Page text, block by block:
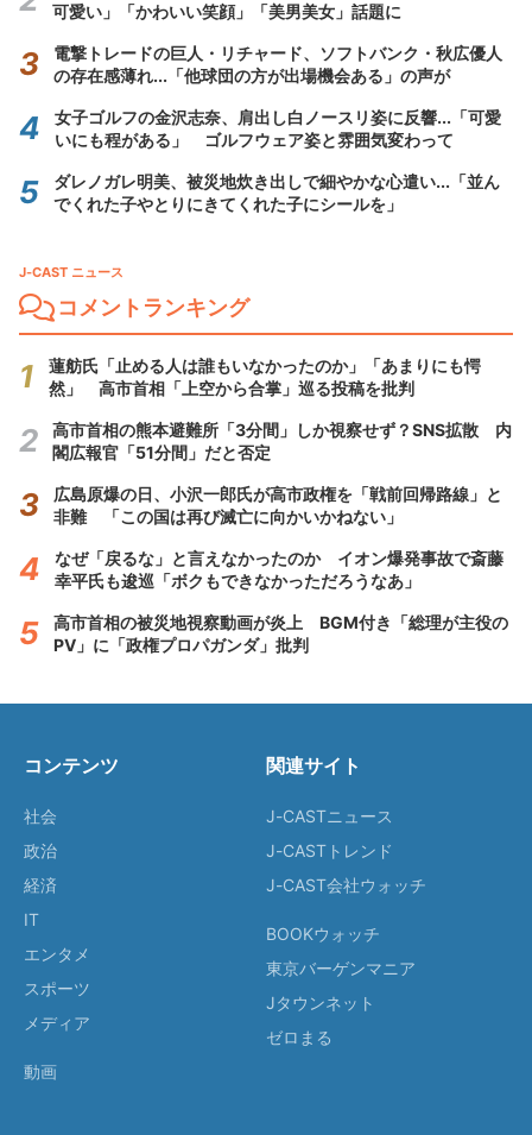
可愛い」「かわいい笑顔」「美男美女」話題に
電撃トレードの巨人・リチャード、ソフトバンク・秋広優人
の存在感薄れ...「他球団の方が出場機会ある」の声が
女子ゴルフの金沢志奈、肩出し白ノースリ姿に反響...「可愛
いにも程がある」 ゴルフウェア姿と雰囲気変わって
ダレノガレ明美、被災地炊き出しで細やかな心遣い...「並ん
でくれた子やとりにきてくれた子にシールを」
J-CAST ニュース
コメントランキング
蓮舫氏「止める人は誰もいなかったのか」「あまりにも愕
然」 高市首相「上空から合掌」巡る投稿を批判
高市首相の熊本避難所「3分間」しか視察せず？SNS拡散 内
閣広報官「51分間」だと否定
広島原爆の日、小沢一郎氏が高市政権を「戦前回帰路線」と
非難 「この国は再び滅亡に向かいかねない」
なぜ「戻るな」と言えなかったのか イオン爆発事故で斎藤
幸平氏も逡巡「ボクもできなかっただろうなあ」
高市首相の被災地視察動画が炎上 BGM付き「総理が主役の
PV」に「政権プロパガンダ」批判
コンテンツ
社会
政治
経済
IT
エンタメ
スポーツ
メディア
動画
関連サイト
J-CASTニュース
J-CASTトレンド
J-CAST会社ウォッチ
BOOKウォッチ
東京バーゲンマニア
Jタウンネット
ゼロまる